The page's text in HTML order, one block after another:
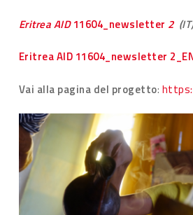
Eritrea AID11604_newsletter 2
Eritrea AID 11604_newsletter
Vai alla pagina del progetto: